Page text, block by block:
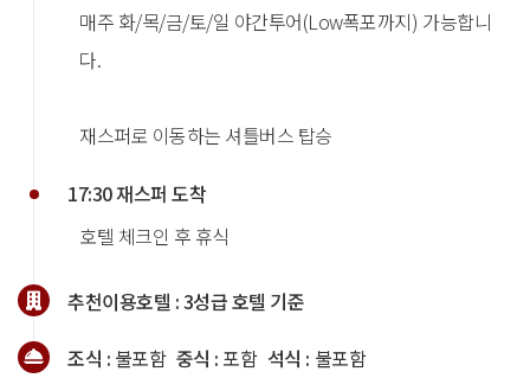
매주 화/목/금/토/일 야간투어(Low폭포까지) 가능합니
다.
재스퍼로 이동하는 셔틀버스 탑승
17:30 재스퍼 도착
호텔 체크인 후 휴식
추천이용호텔 :3성급 호텔 기준
조식 : 불포함 중식 : 포함 석식 : 불포함